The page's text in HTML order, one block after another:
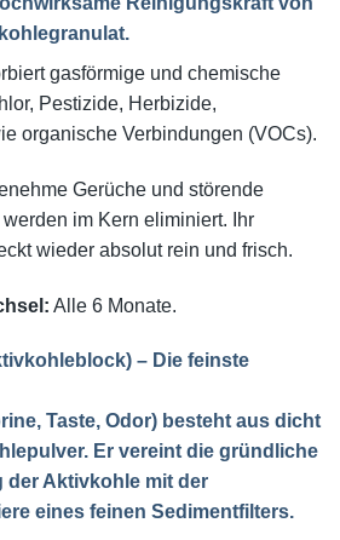
gasförmige und chemische
Pestizide, Herbizide,
organische Verbindungen (VOCs).
Gerüche und störende
im Kern eliminiert. Ihr
wieder absolut rein und frisch.
Alle 6 Monate.
– Die feinste
Taste, Odor) besteht aus dicht
Er vereint die gründliche
der Aktivkohle mit der
eines feinen Sedimentfilters.